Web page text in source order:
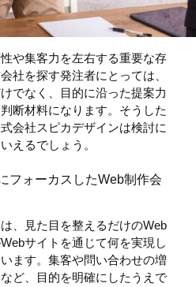
や集客力を左右する重要な存
社を探す発注者にとっては、
でなく、目的に沿った提案力
断材料になります。そうした
会社スピカデザインは検討に
えるでしょう。
フォーカスしたWeb制作会
、見た目を整えるだけのWeb
サイトを通じて何を実現し
ます。集客や問い合わせの増
ど、目的を明確にしたうえで